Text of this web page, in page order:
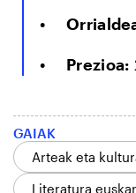
Prezioa:
GAIAK
Arteak eta
Literatura